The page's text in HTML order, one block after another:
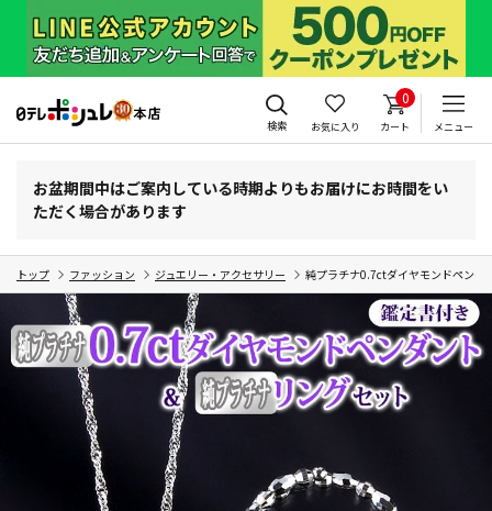
検索 お気に入り
0
カート メニュー
お盆期間中はご案内している時期よりもお届けにお時間をい
ただく場合があります
トップ ファッション ジュエリー・アクセサリー 純プラチナ0.7ctダイヤモンドペンダ